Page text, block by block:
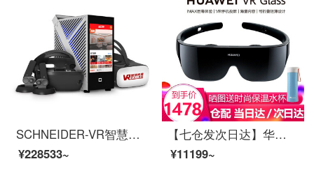
SCHNEIDER-VR智慧党建学习一体机宣传展厅智慧党建VR红色廉政战斗场景科普教育互动设备VR体验馆单人版
¥228533~
【七仓发次日达】华为VR智能眼镜Glass原装虚拟现实3D全景头戴式IMAX巨幕体验手机投屏vr 黑色-仓配【七仓发次日达】
¥11199~